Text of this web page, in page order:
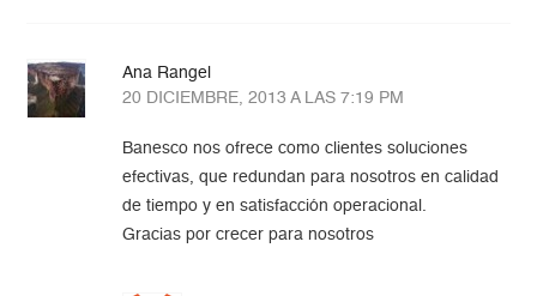
Ana Rangel
20 DICIEMBRE, 2013 A LAS 7:19 PM
Banesco nos ofrece como clientes soluciones
efectivas, que redundan para nosotros en calidad
de tiempo y en satisfacción operacional.
Gracias por crecer para nosotros